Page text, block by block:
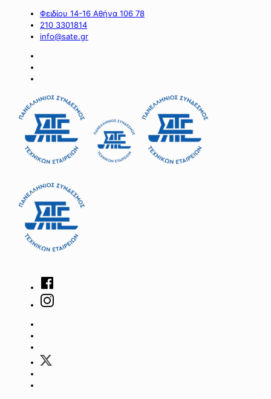
Φειδίου 14-16 Αθήνα 106 78
210 3301814
info@sate.gr